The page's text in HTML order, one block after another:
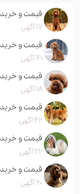
قیمت و خرید
17 آگهی
قیمت و خرید
41 آگهی
قیمت و خرید
18 آگهی
قیمت و خرید
42 آگهی
قیمت و خرید
22 آگهی
قیمت و خرید
20 آگهی